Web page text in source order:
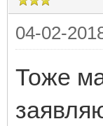
04-02-
Тоже